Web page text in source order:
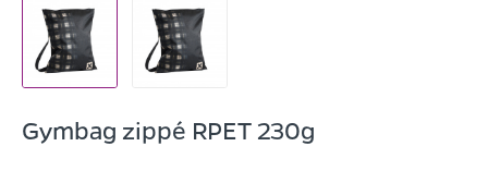
Gymbag zippé RPET 230g